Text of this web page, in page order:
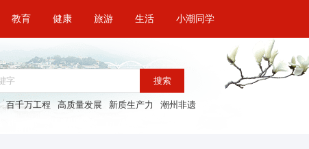
教育 健康 旅游 生活 小潮同学
搜索
百千万工程 高质量发展 新质生产力 潮州非遗